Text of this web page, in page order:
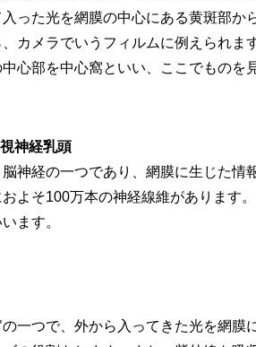
った光を網膜の中心にある黄斑部か
カメラでいうフィルムに例えられま
心部を中心窩といい、ここでものを
神経乳頭
神経の一つであり、網膜に生じた情
よそ100万本の神経線維があります
ます。
の一つで、外から入ってきた光を網膜